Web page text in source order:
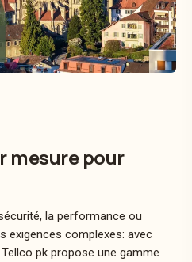
mesure pour
la performance ou
exigences complexes: avec
Tellco pk propose une gamme